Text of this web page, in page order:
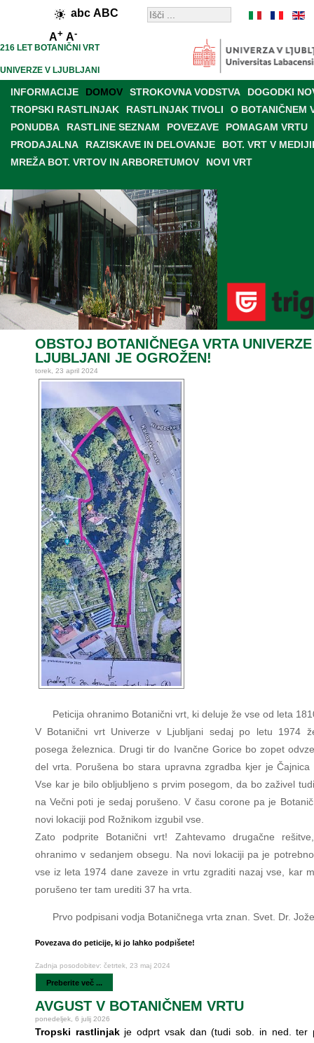
abc ABC
A+ A-
216 LET BOTANIČNI VRT
UNIVERZE V LJUBLJANI
INFORMACIJE DOMOV STROKOVNA VODSTVA
DOGODKI
TROPSKI RASTLINJAK
RASTLINJAK TIVOLI
O BOTANIČNEM
PONUDBA
RASTLINE SEZNAM POVEZAVE
POMAGAM VRTU
PRODAJALNA
RAZISKAVE IN DELOVANJE
BOT. VRT V
MREŽA BOT. VRTOV IN ARBORETUMOV
NOVI VRT
OBSTOJ BOTANIČNEGA VRTA
LJUBLJANI JE OGROŽEN!
torek, 23 april 2024
Peticija ohranimo Botanični vrt, ki deluje že vse od leta
V Botanični vrt Univerze v Ljubljani sedaj po letu 1974
posega železnica. Drugi tir do Ivančne Gorice bo zopet
del vrta. Porušena bo stara upravna zgradba kjer je Čajnica
Vse kar je bilo obljubljeno s prvim posegom, da bo zaživel
na Večni poti je sedaj porušeno. V času corone pa je
novi lokaciji pod Rožnikom izgubil vse.
Zato podprite Botanični vrt! Zahtevamo drugačne
ohranimo v sedanjem obsegu. Na novi lokaciji pa je
vse iz leta 1974 dane zaveze in vrtu zgraditi nazaj vse, kar
porušeno ter tam urediti 37 ha vrta.
Prvo podpisani vodja Botaničnega vrta znan. Svet. Dr.
Povezava do peticije, ki jo lahko podpišete!
Zadnja posodobitev: četrtek, 23 maj 2024
Preberite več ...
AVGUST V BOTANIČNEM VRTU
ponedeljek, 6 julij 2026
Tropski rastlinjakje odprt vsak dan (tudi sob. in ned. ter